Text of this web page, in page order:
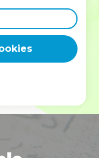
que leurs erreurs
un ministère, une
est faite